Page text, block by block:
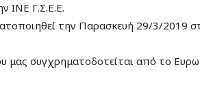
ΙΝΕ Γ.Σ.Ε.Ε.
την Παρασκευή 29/3/2019
μας συγχρηματοδοτείται από το